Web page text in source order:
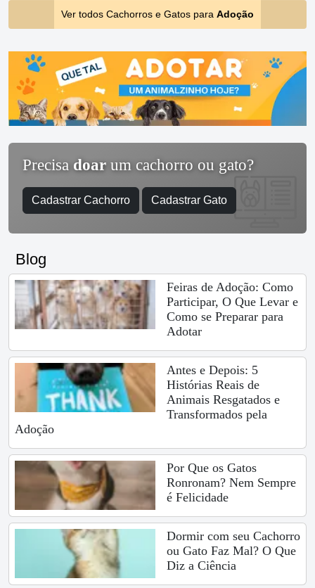
Ver todos Cachorros e Gatos para Adoção
Precisa doar um cachorro ou gato?
Cadastrar Cachorro Cadastrar Gato
Blog
Feiras de Adoção: Como
Participar, O Que Levar e
Como se Preparar para
Adotar
Antes e Depois: 5
Histórias Reais de
Animais Resgatados e
Transformados pela
Adoção
Por Que os Gatos
Ronronam? Nem Sempre
é Felicidade
Dormir com seu Cachorro
ou Gato Faz Mal? O Que
Diz a Ciência